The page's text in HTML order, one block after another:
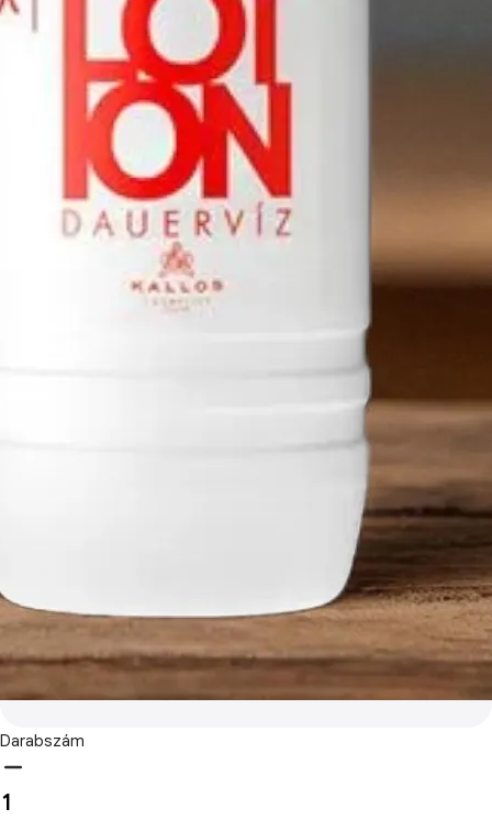
Darabszám